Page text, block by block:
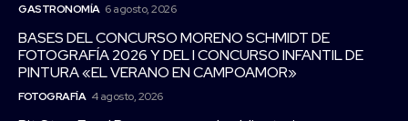
GASTRONOMÍA 6 agosto, 2026
BASES DEL CONCURSO MORENO SCHMIDT DE
FOTOGRAFÍA 2026 Y DEL I CONCURSO INFANTIL DE
PINTURA «EL VERANO EN CAMPOAMOR»
FOTOGRAFÍA 4 agosto, 2026